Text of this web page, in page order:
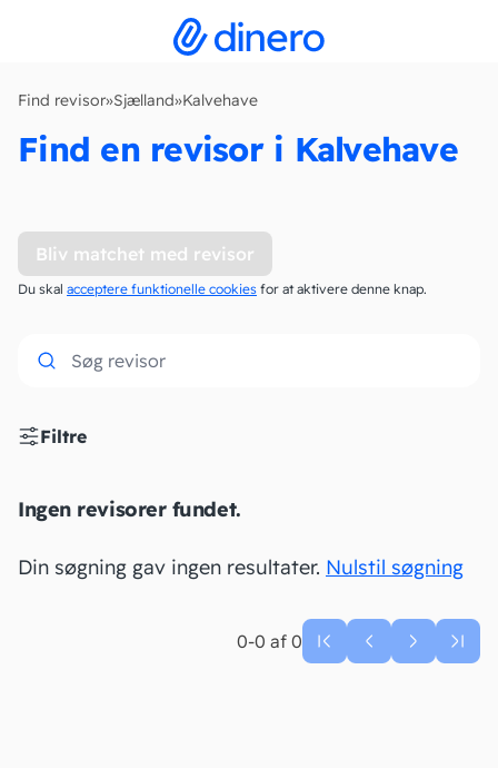
Find revisor»Sjælland»Kalvehave
Find en revisor i Kalvehave
Bliv matchet med revisor
Du skal acceptere funktionelle cookies for at aktivere denne knap.
Filtre
Ingen revisorer fundet.
Din søgning gav ingen resultater. Nulstil søgning
0-0 af 0